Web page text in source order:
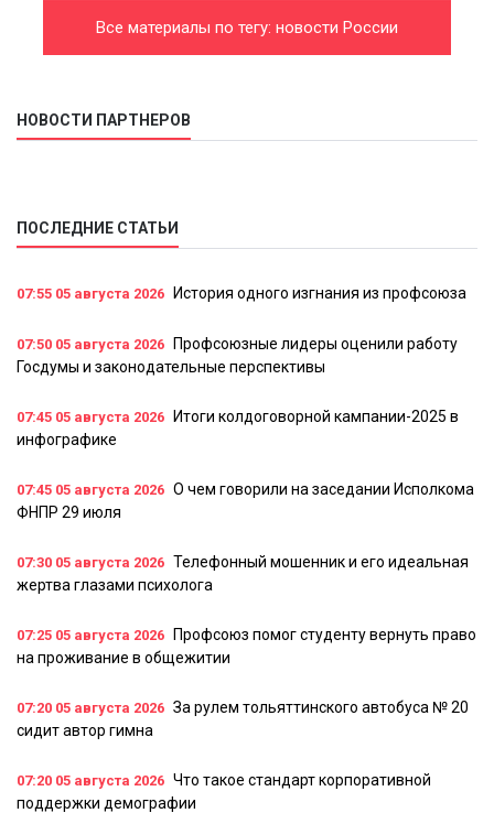
Все материалы по тегу: новости России
НОВОСТИ ПАРТНЕРОВ
ПОСЛЕДНИЕ СТАТЬИ
07:55 05 августа 2026 История одного изгнания из профсоюза
07:50 05 августа 2026
Профсоюзные лидеры оценили работу
Госдумы и законодательные перспективы
07:45 05 августа 2026
Итоги колдоговорной кампании-2025 в
инфографике
07:45 05 августа 2026 О чем говорили на заседании Исполкома
ФНПР 29 июля
07:30 05 августа 2026 Телефонный мошенник и его идеальная
жертва глазами психолога
07:25 05 августа 2026
Профсоюз помог студенту вернуть право
на проживание в общежитии
07:20 05 августа 2026 За рулем тольяттинского автобуса № 20
сидит автор гимна
07:20 05 августа 2026 Что такое стандарт корпоративной
поддержки демографии